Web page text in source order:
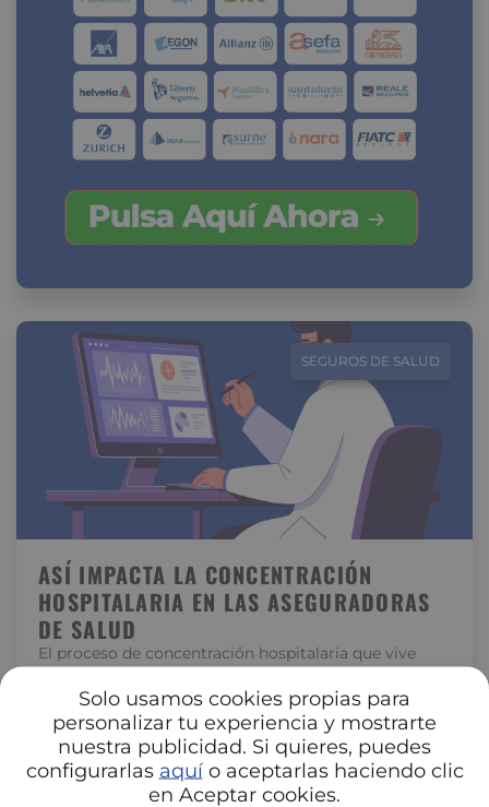
Solo usamos cookies propias para
personalizar tu experiencia y mostrarte
nuestra publicidad. Si quieres, puedes
configurarlas aquío aceptarlas haciendo clic
en Aceptar cookies.
SEGUROS DE SALUD
ASÍ IMPACTA LA CONCENTRACIÓN
HOSPITALARIA EN LAS ASEGURADORAS
DE SALUD
El proceso de concentración hospitalaria que vive
España está transformando la relación entre
hospitales y aseguradoras. La unión de centros…